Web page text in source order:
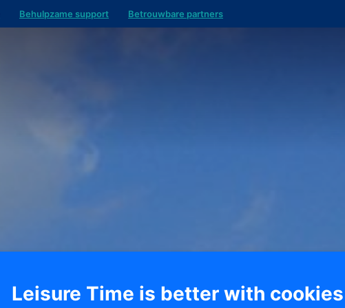
Behulpzame support Betrouwbare partners
Leisure Time is better with